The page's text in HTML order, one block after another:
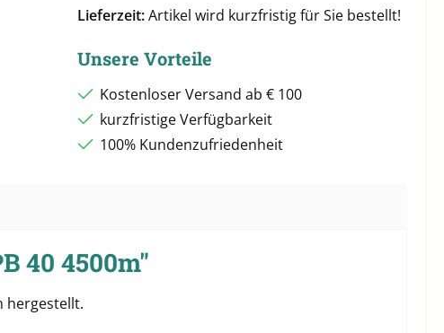
Lieferzeit:Artikel wird kurzfristig für Sie bestellt!
Unsere Vorteile
Kostenloser Versand ab € 100
kurzfristige Verfügbarkeit
100% Kundenzufriedenheit
40 4500m"
hergestellt.